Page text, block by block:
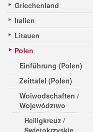
Griechenland
Italien
Litauen
Polen
Einführung (Polen)
Zeittafel (Polen)
Woiwodschaften /
Województwo
Heiligkreuz /
Swiętokrzyskie